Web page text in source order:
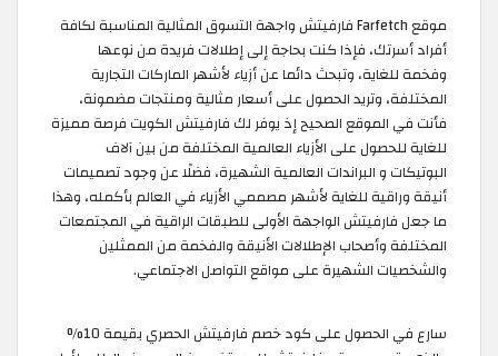
موقع Farfetch فارفيتش واجهة التسوق المثالية المناسبة لكافة
أفراد أسرتك، فإذا كنت بحاجة إلى إطلالات فريدة من نوعها
وفخمة للغاية، وتبحث دائما عن أزياء لأشهر الماركات التجارية
المختلفة، وتريد الحصول على أسعار مثالية ومنتجات مضمونة،
فأنت في الموقع الصحيح إذ يوفر لك فارفيتش الكويت فرصة مميزة
للغاية للحصول على الأزياء العالمية المختلفة من بين آلاف
البوتيكات و البراندات العالمية الشهيرة، فضلًا عن وجود تصميمات
أنيقة وراقية للغاية لأشهر مصممي الأزياء في العالم بأكمله، وهذا
ما جعل فارفيتش الواجهة الأولى للطبقات الراقية في المجتمعات
المختلفة وأصحاب الإطلالات الأنيقة والفخمة من الممثلين
والشخصيات الشهيرة على مواقع التواصل الاجتماعي.
سارع في الحصول على كود خصم فارفيتش الحصري بقيمة 10%